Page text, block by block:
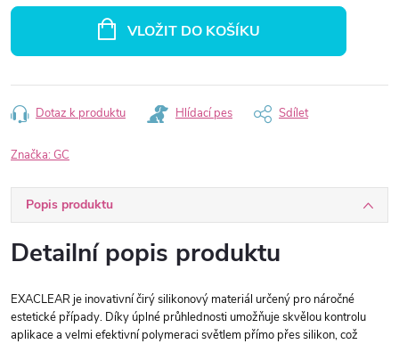
VLOŽIT DO KOŠÍKU
Dotaz k produktu Hlídací pes Sdílet
Značka: GC
Popis produktu
Detailní popis produktu
EXACLEAR je inovativní čirý silikonový materiál určený pro náročné
estetické případy. Díky úplné průhlednosti umožňuje skvělou kontrolu
aplikace a velmi efektivní polymeraci světlem přímo přes silikon, což